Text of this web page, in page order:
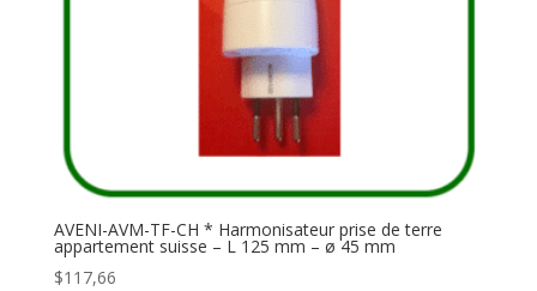
AVENI-AVM-TF-CH * Harmonisateur prise de terre
appartement suisse – L 125 mm – ø 45 mm
$117,66